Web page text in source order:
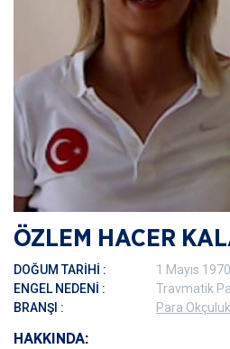
ÖZLEM HACER
DOĞUM TARİHİ : 1 Mayıs 1970
ENGEL NEDENİ :
Travmatik
BRANŞI :
Para Okçuluk
HAKKINDA: